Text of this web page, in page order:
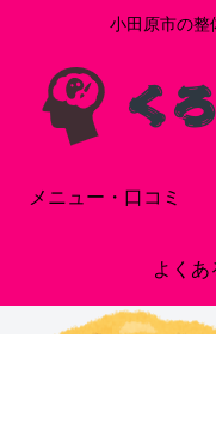
小田原市の整
メニュー・口コミ
よくあ